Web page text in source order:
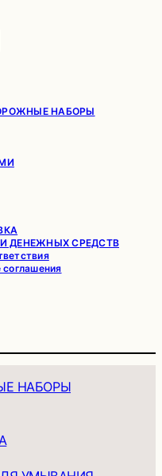
НАБОРЫ
ДЕНЕЖНЫХ СРЕДСТВ
соглашения
НАБОРЫ